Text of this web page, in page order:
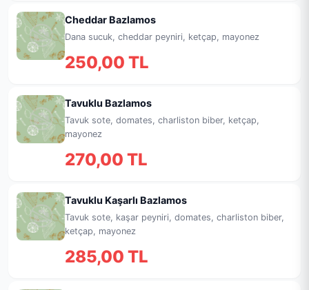
Cheddar Bazlamos
Dana sucuk, cheddar peyniri, ketçap, mayonez
250,00 TL
Tavuklu Bazlamos
Tavuk sote, domates, charliston biber, ketçap,
mayonez
270,00 TL
Tavuklu Kaşarlı Bazlamos
Tavuk sote, kaşar peyniri, domates, charliston biber,
ketçap, mayonez
285,00 TL